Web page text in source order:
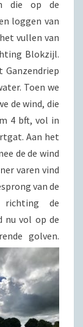
die op de
loggen van
vullen van
Blokzijl.
Toen we
de wind, die
4 bft, vol in
Aan het
de de wind
varen vind
van de
richting de
nu vol op de
golven.